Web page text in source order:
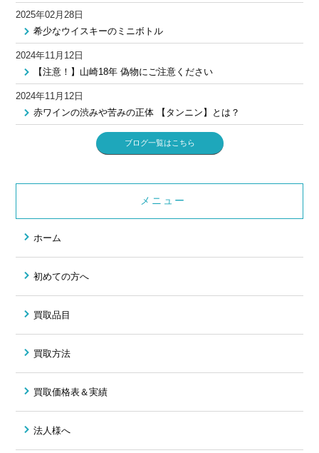
2025年02月28日
希少なウイスキーのミニボトル
2024年11月12日
【注意！】山崎18年 偽物にご注意ください
2024年11月12日
赤ワインの渋みや苦みの正体 【タンニン】とは？
ブログ一覧はこちら
メニュー
ホーム
初めての方へ
買取品目
買取方法
買取価格表＆実績
法人様へ